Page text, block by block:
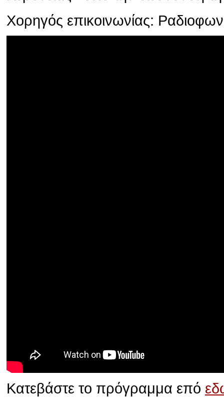
Χορηγός επικοινωνίας:
Κατεβάστε το πρόγραμμα επό